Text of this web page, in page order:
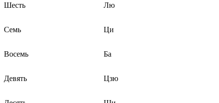
Шесть Лю
Семь Ци
Восемь Ба
Девять Цзю